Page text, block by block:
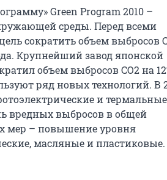
Green Program 2010 –
среды. Перед всеми
сократить объем выбросов
Крупнейший завод японской
объем выбросов CO2 на
ряд новых технологий. В
и термальные
вредных выбросов в общей
мер – повышение уровня
масляные и пластиковые.